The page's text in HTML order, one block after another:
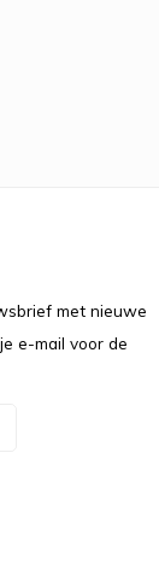
met nieuwe
e-mail voor de